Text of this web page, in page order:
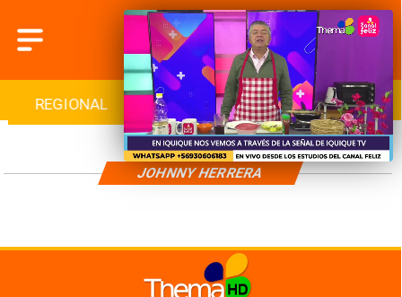
REGIONAL INTERNACIONAL DEPORTES
JOHNNY HERRERA